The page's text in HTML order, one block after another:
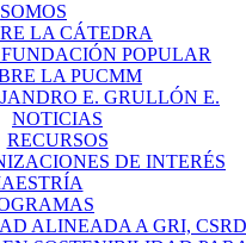
SOMOS
LA CÁTEDRA
POPULAR
LA PUCMM
E. GRULLÓN E.
NOTICIAS
RECURSOS
DE INTERÉS
ALINEADA A GRI, CSRD